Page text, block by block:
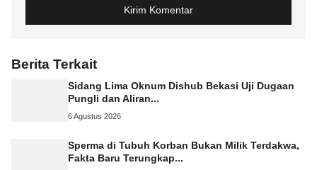
Berita Terkait
Sidang Lima Oknum Dishub Bekasi Uji Dugaan
Pungli dan Aliran...
6 Agustus 2026
Sperma di Tubuh Korban Bukan Milik Terdakwa,
Fakta Baru Terungkap...